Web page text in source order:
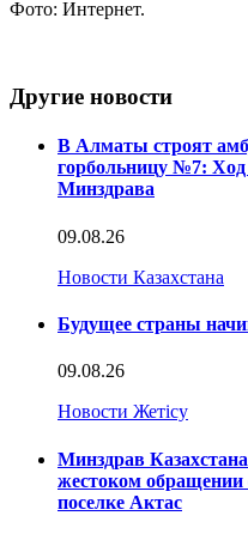
Фото: Интернет.
Другие новости
В Алматы строят
горбольницу №7: Ход
Минздрава
09.08.26
Новости Казахстана
Будущее страны
09.08.26
Новости Жетісу
Минздрав
жестоком обращении
поселке Актас